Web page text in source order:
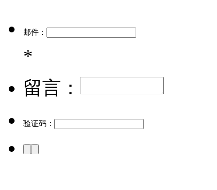
邮件：
*
留言：
验证码：